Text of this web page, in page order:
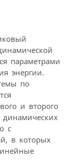
параметрами
энергии.
по
и второго
динамических
с
в которых